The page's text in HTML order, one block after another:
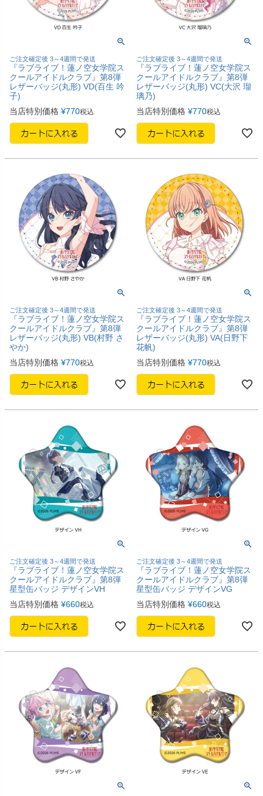
ご注文確定後 3～4週間で発送
『ラブライブ！蓮ノ空女学院ス
クールアイドルクラブ』第8弾
レザーバッジ(丸形) VD(百生 吟
子)
当店特別価格 ¥770税込
ご注文確定後 3～4週間で発送
『ラブライブ！蓮ノ空女学院ス
クールアイドルクラブ』第8弾
レザーバッジ(丸形) VC(大沢 瑠
璃乃)
当店特別価格 ¥770税込
ご注文確定後 3～4週間で発送
『ラブライブ！蓮ノ空女学院ス
クールアイドルクラブ』第8弾
レザーバッジ(丸形) VB(村野 さ
やか)
当店特別価格 ¥770税込
ご注文確定後 3～4週間で発送
『ラブライブ！蓮ノ空女学院ス
クールアイドルクラブ』第8弾
レザーバッジ(丸形) VA(日野下
花帆)
当店特別価格 ¥770税込
ご注文確定後 3～4週間で発送
『ラブライブ！蓮ノ空女学院ス
クールアイドルクラブ』第8弾
星型缶バッジ デザインVH
当店特別価格 ¥660税込
ご注文確定後 3～4週間で発送
『ラブライブ！蓮ノ空女学院ス
クールアイドルクラブ』第8弾
星型缶バッジ デザインVG
当店特別価格 ¥660税込